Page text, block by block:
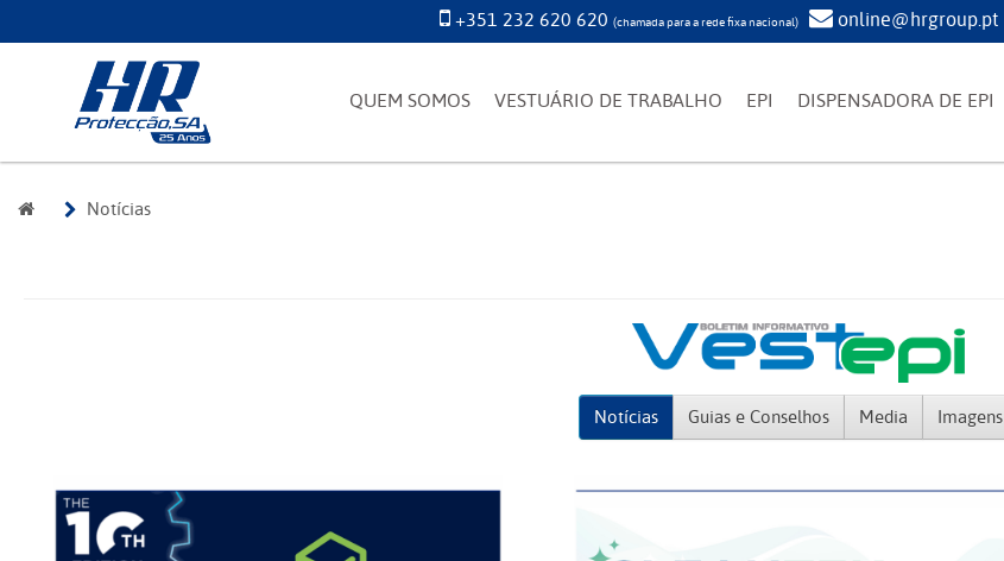
+351 232 620 620 (chamada para a rede fixa nacional) online@hrgroup.pt
QUEM SOMOS VESTUÁRIO DE TRABALHO EPI DISPENSADORA DE EPI
Notícias
Notícias Guias e Conselhos Media Imagens